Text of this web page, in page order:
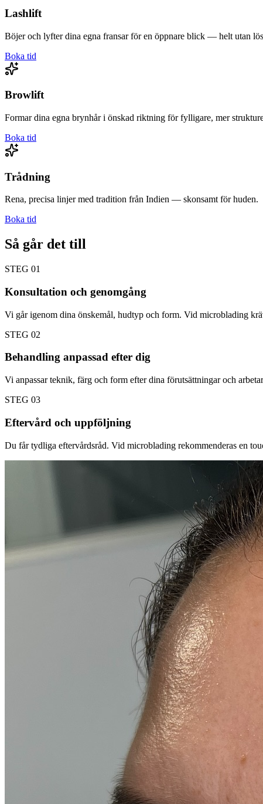
Lashlift
Böjer och lyfter dina egna fransar för en öppnare blick — helt utan
Boka tid
Browlift
Formar dina egna brynhår i önskad riktning för fylligare, mer
Boka tid
Trådning
Rena, precisa linjer med tradition från Indien — skonsamt för huden.
Boka tid
Så går det till
STEG 01
Konsultation och genomgång
Vi går igenom dina önskemål, hudtyp och form. Vid microblading
STEG 02
Behandling anpassad efter dig
Vi anpassar teknik, färg och form efter dina förutsättningar och
STEG 03
Eftervård och uppföljning
Du får tydliga eftervårdsråd. Vid microblading rekommenderas en